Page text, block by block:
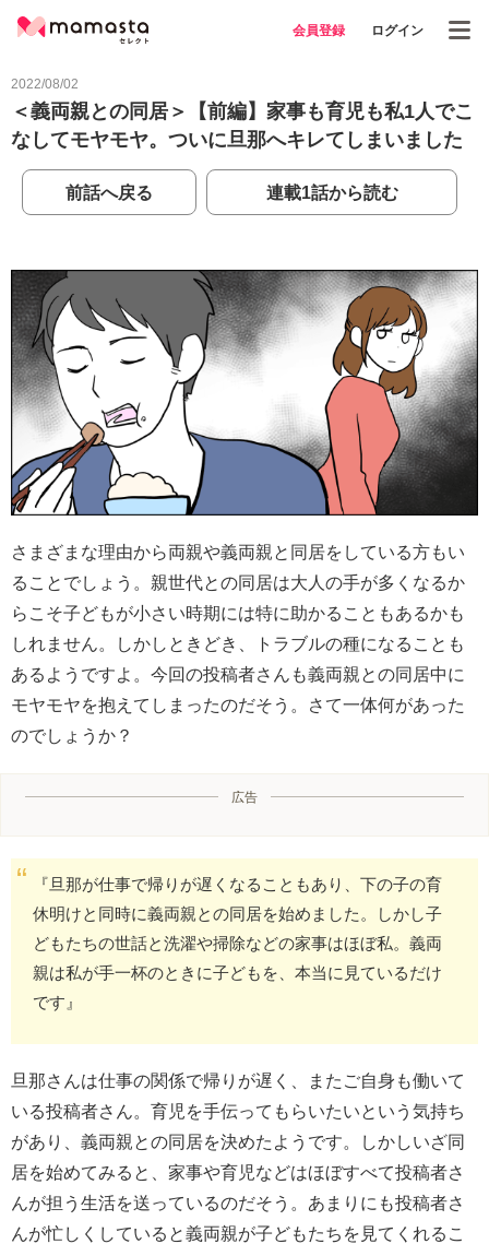
会員登録 ログイン
2022/08/02
＜義両親との同居＞【前編】家事も育児も私1人でこ
なしてモヤモヤ。ついに旦那へキレてしまいました
前話へ戻る 連載1話から読む
さまざまな理由から両親や義両親と同居をしている方もい
ることでしょう。親世代との同居は大人の手が多くなるか
らこそ子どもが小さい時期には特に助かることもあるかも
しれません。しかしときどき、トラブルの種になることも
あるようですよ。今回の投稿者さんも義両親との同居中に
モヤモヤを抱えてしまったのだそう。さて一体何があった
のでしょうか？
広告
『旦那が仕事で帰りが遅くなることもあり、下の子の育
休明けと同時に義両親との同居を始めました。しかし子
どもたちの世話と洗濯や掃除などの家事はほぼ私。義両
親は私が手一杯のときに子どもを、本当に見ているだけ
です』
旦那さんは仕事の関係で帰りが遅く、またご自身も働いて
いる投稿者さん。育児を手伝ってもらいたいという気持ち
があり、義両親との同居を決めたようです。しかしいざ同
居を始めてみると、家事や育児などはほぼすべて投稿者さ
んが担う生活を送っているのだそう。あまりにも投稿者さ
んが忙しくしていると義両親が子どもたちを見てくれるこ